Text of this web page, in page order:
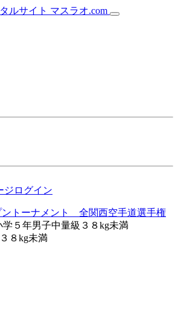
ジログイン
ントーナメント 全関西空手道選手権
学５年男子中量級３８kg未満
８kg未満